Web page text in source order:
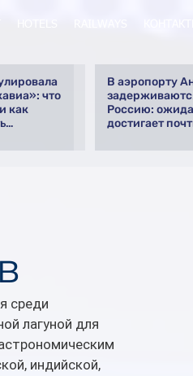
что
как
В аэропорту
Россию:
достигает
среди
лагуной для
индийской,